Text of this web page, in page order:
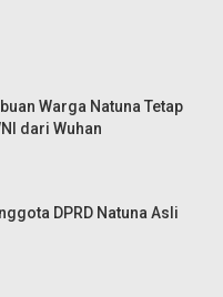
Warga Natuna Tetap
dari Wuhan
DPRD Natuna Asli